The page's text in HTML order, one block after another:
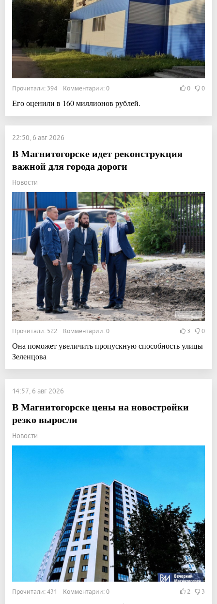
Прочитали: 394 Комментарии: 0 0 0
Его оценили в 160 миллионов рублей.
22:50, 6 авг 2026
В Магнитогорске идет реконструкция
важной для города дороги
Новости
Прочитали: 522 Комментарии: 0 3 0
Она поможет увеличить пропускную способность улицы
Зеленцова
14:57, 6 авг 2026
В Магнитогорске цены на новостройки
резко выросли
Новости
Прочитали: 431 Комментарии: 0 2 3